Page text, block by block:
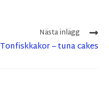
Nästa inlägg
Tonfiskkakor – tuna cakes